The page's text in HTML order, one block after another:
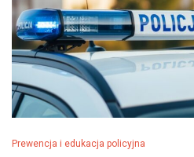
Prewencja i edukacja policyjna